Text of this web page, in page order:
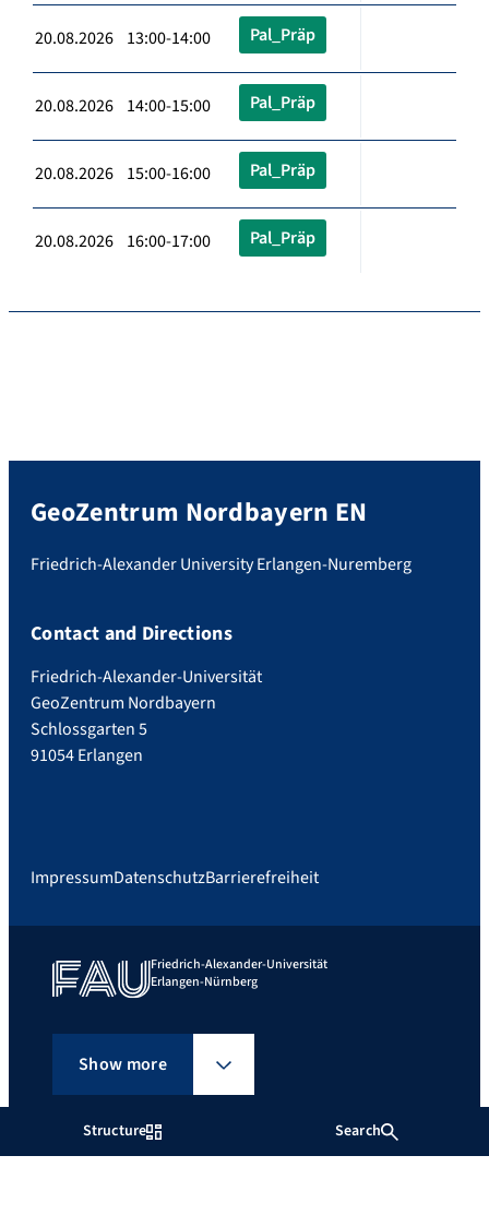
Structure Search
20.08.2026 13:00-14:00 Pal_Präp
20.08.2026 14:00-15:00 Pal_Präp
20.08.2026 15:00-16:00 Pal_Präp
20.08.2026 16:00-17:00 Pal_Präp
GeoZentrum Nordbayern EN
Friedrich-Alexander University Erlangen-Nuremberg
Contact and Directions
Friedrich-Alexander-Universität
GeoZentrum Nordbayern
Schlossgarten 5
91054 Erlangen
ImpressumDatenschutzBarrierefreiheit
Friedrich-Alexander-Universität
Erlangen-Nürnberg
Show more